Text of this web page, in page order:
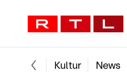
Kultur News